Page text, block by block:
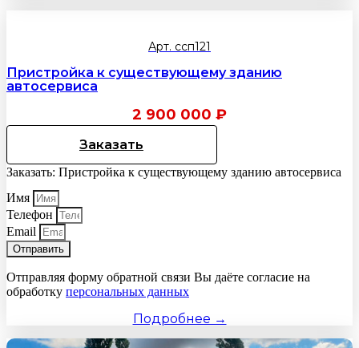
Арт. ссп121
Пристройка к существующему зданию
автосервиса
2 900 000 ₽
Заказать
Заказать: Пристройка к существующему зданию автосервиса
Имя
Телефон
Email
Отправить
Отправляя форму обратной связи Вы даёте согласие на
обработку персональных данных
Подробнее →